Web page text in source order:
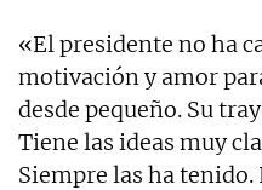
«El presidente no ha
motivación y amor
desde pequeño. Su
Tiene las ideas muy
Siempre las ha tenido.